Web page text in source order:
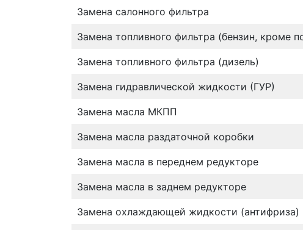
Замена салонного фильтра
Замена топливного фильтра (бензин, кроме
Замена топливного фильтра (дизель)
Замена гидравлической жидкости (ГУР)
Замена масла МКПП
Замена масла раздаточной коробки
Замена масла в переднем редукторе
Замена масла в заднем редукторе
Замена охлаждающей жидкости (антифриза)